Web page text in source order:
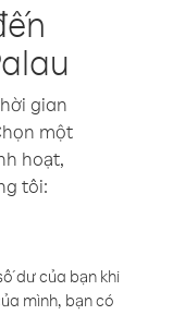
gian
một
hoạt,
tôi:
dư của bạn khi
mình, bạn có